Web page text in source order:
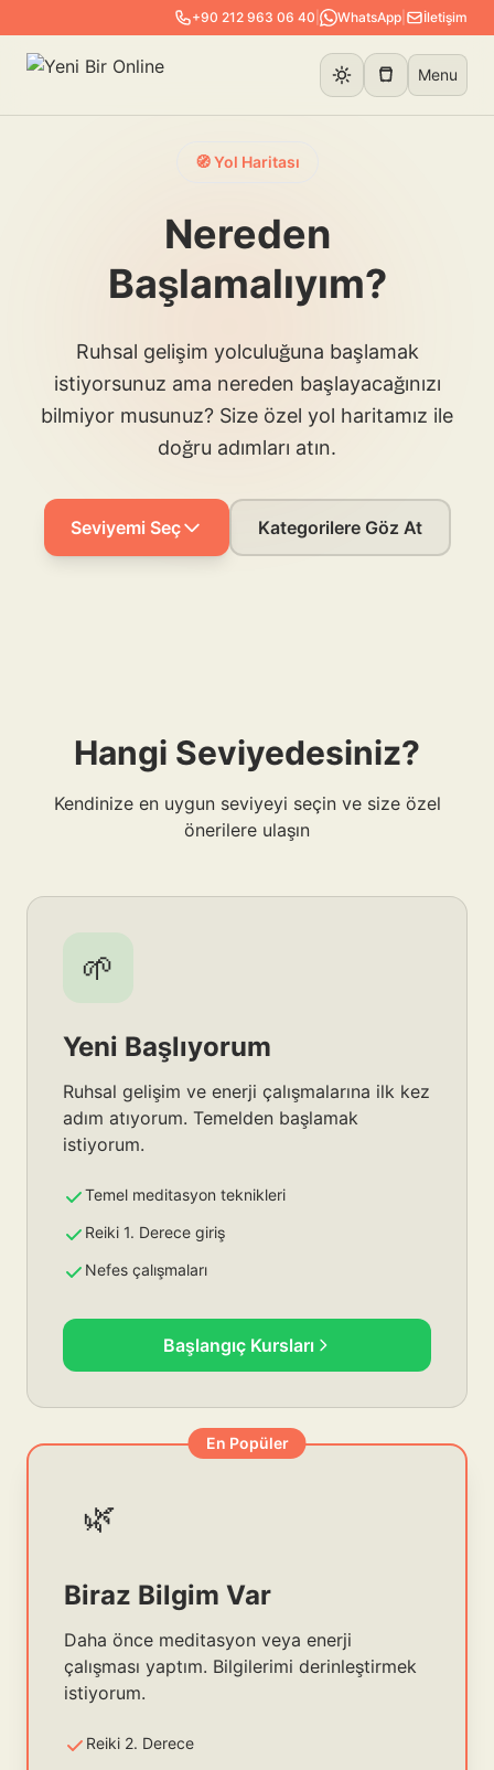
+90 212 963 06 40 WhatsApp İletişim
Menu
🧭 Yol Haritası
Nereden
Başlamalıyım?
Ruhsal gelişim yolculuğuna başlamak
istiyorsunuz ama nereden başlayacağınızı
bilmiyor musunuz? Size özel yol haritamız ile
doğru adımları atın.
Seviyemi Seç Kategorilere Göz At
Hangi Seviyedesiniz?
Kendinize en uygun seviyeyi seçin ve size özel
önerilere ulaşın
🌱
Yeni Başlıyorum
Ruhsal gelişim ve enerji çalışmalarına ilk kez
adım atıyorum. Temelden başlamak
istiyorum.
Temel meditasyon teknikleri
Reiki 1. Derece giriş
Nefes çalışmaları
Başlangıç Kursları
En Popüler
🌿
Biraz Bilgim Var
Daha önce meditasyon veya enerji
çalışması yaptım. Bilgilerimi derinleştirmek
istiyorum.
Reiki 2. Derece